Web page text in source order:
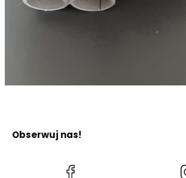
Obserwuj nas!